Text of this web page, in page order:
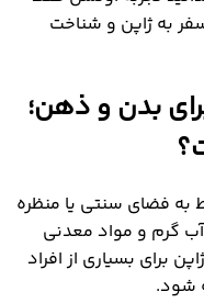
به ژاپن و شناخت
بدن و ذهن؛
به فضای سنتی یا منظره
گرم و مواد معدنی
برای بسیاری از افراد
شود.